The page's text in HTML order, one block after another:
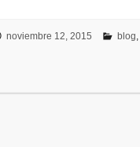
k
noviembre 12, 2015 blog,